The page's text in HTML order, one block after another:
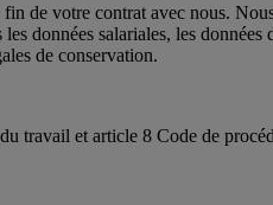
de votre contrat avec nous.
données salariales, les données
de conservation.
travail et article 8 Code de